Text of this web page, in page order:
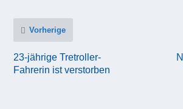
Vorherige
23-jährige Tretroller-
Fahrerin ist verstorben